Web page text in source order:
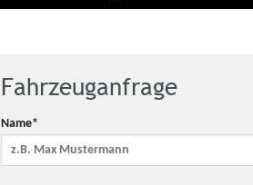
Fahrzeuganfrage
Name*